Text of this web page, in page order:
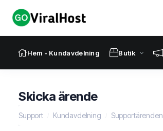
Hem - Kundavdelning Butik
Skicka ärende
Support Kundavdelning Supportärenden